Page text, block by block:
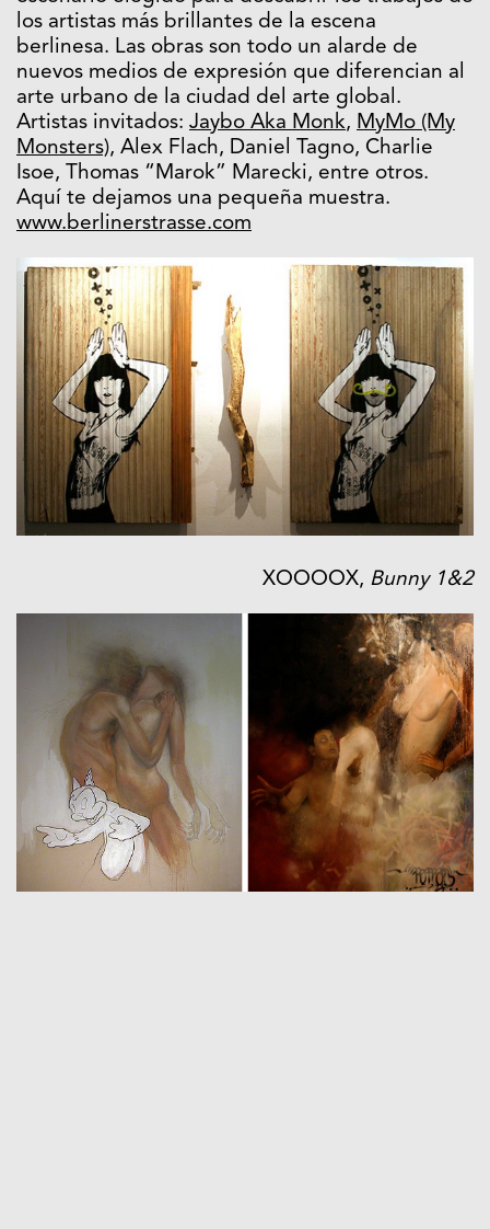
los artistas más brillantes de la escena
berlinesa. Las obras son todo un alarde de
nuevos medios de expresión que diferencian al
arte urbano de la ciudad del arte global.
Artistas invitados: Jaybo Aka Monk, MyMo (My
Monsters), Alex Flach, Daniel Tagno, Charlie
Isoe, Thomas “Marok” Marecki, entre otros.
Aquí te dejamos una pequeña muestra.
www.berlinerstrasse.com
XOOOOX, Bunny 1&2